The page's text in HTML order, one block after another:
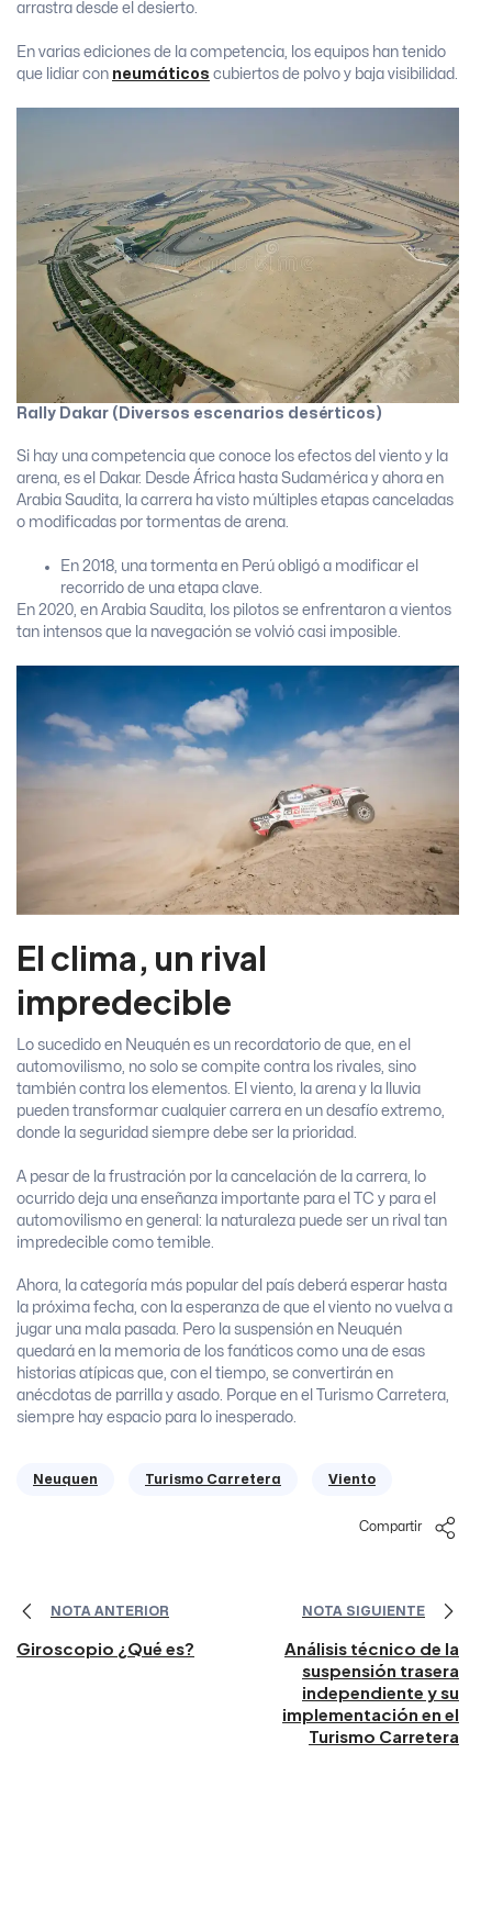
arrastra desde el desierto.
En varias ediciones de la competencia, los equipos han tenido
que lidiar con neumáticos cubiertos de polvo y baja visibilidad.
Rally Dakar (Diversos escenarios desérticos)
Si hay una competencia que conoce los efectos del viento y la
arena, es el Dakar. Desde África hasta Sudamérica y ahora en
Arabia Saudita, la carrera ha visto múltiples etapas canceladas
o modificadas por tormentas de arena.
En 2018, una tormenta en Perú obligó a modificar el
recorrido de una etapa clave.
En 2020, en Arabia Saudita, los pilotos se enfrentaron a vientos
tan intensos que la navegación se volvió casi imposible.
El clima, un rival
impredecible
Lo sucedido en Neuquén es un recordatorio de que, en el
automovilismo, no solo se compite contra los rivales, sino
también contra los elementos. El viento, la arena y la lluvia
pueden transformar cualquier carrera en un desafío extremo,
donde la seguridad siempre debe ser la prioridad.
A pesar de la frustración por la cancelación de la carrera, lo
ocurrido deja una enseñanza importante para el TC y para el
automovilismo en general: la naturaleza puede ser un rival tan
impredecible como temible.
Ahora, la categoría más popular del país deberá esperar hasta
la próxima fecha, con la esperanza de que el viento no vuelva a
jugar una mala pasada. Pero la suspensión en Neuquén
quedará en la memoria de los fanáticos como una de esas
historias atípicas que, con el tiempo, se convertirán en
anécdotas de parrilla y asado. Porque en el Turismo Carretera,
siempre hay espacio para lo inesperado.
Neuquen Turismo Carretera Viento
Compartir
NOTA ANTERIOR
Giroscopio ¿Qué es?
NOTA SIGUIENTE
Análisis técnico de la
suspensión trasera
independiente y su
implementación en el
Turismo Carretera